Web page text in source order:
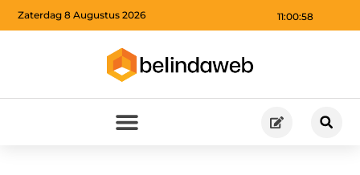
11:00:59
Zaterdag 8 Augustus 2026